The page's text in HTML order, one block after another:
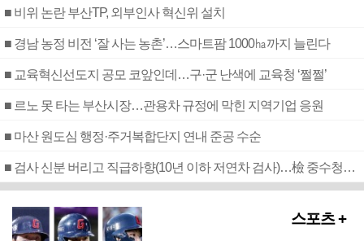
■ 비위 논란 부산TP, 외부인사 혁신위 설치
■ 경남 농정 비전 ‘잘 사는 농촌’…스마트팜 1000㏊까지 늘린다
■ 교육혁신선도지 공모 코앞인데…구·군 난색에 교육청 ‘쩔쩔’
■ 르노 못 타는 부산시장…관용차 규정에 막힌 지역기업 응원
■ 마산 원도심 행정·주거복합단지 연내 준공 수순
■ 검사 신분 버리고 직급하향(10년 이하 저연차 검사)…檢 중수청행 기피
스포츠 +